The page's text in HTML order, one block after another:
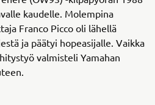
kaudelle. Molempina
Franco Picco oli lähellä
ja päätyi hopeasijalle. Vaikka
valmisteli Yamahan